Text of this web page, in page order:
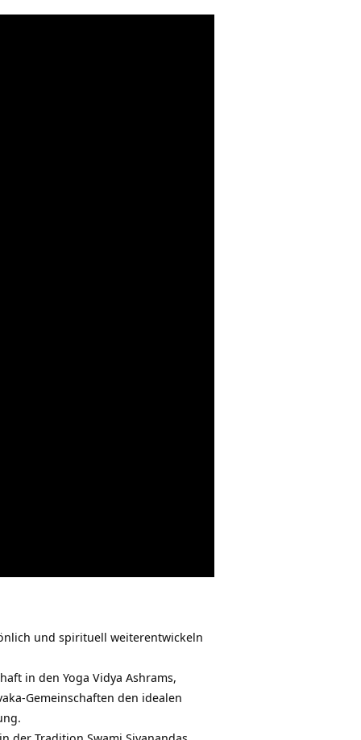
und spirituell weiterentwickeln
in den Yoga Vidya Ashrams,
Gemeinschaften den idealen